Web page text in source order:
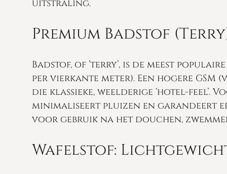
uitstraling.
Premium Badstof
Badstof, of ’terry’, is de meest
per vierkante meter). Een hogere
die klassieke, weelderige ‘hotel-feel’.
minimaliseert pluizen en garandeert
voor gebruik na het douchen,
Wafelstof: